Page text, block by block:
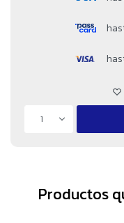
1
Productos